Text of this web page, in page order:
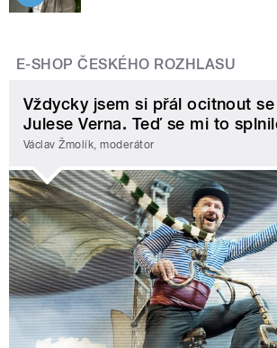
E-SHOP ČESKÉHO ROZHLASU
Vždycky jsem si přál ocitnout
Julese Verna. Teď se mi to
Václav Žmolík, moderátor